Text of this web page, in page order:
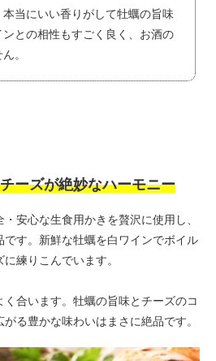
当にいい香りがして牡蠣の旨味
との相性もすごく良く、お酒の
。
ーズが絶妙なハーモニー
安心な生食用かきを贅沢に使用し、
す。新鮮な牡蠣を白ワインでボイル
練りこんでいます。
合います。牡蠣の旨味とチーズのコ
る豊かな味わいはまさに絶品です。